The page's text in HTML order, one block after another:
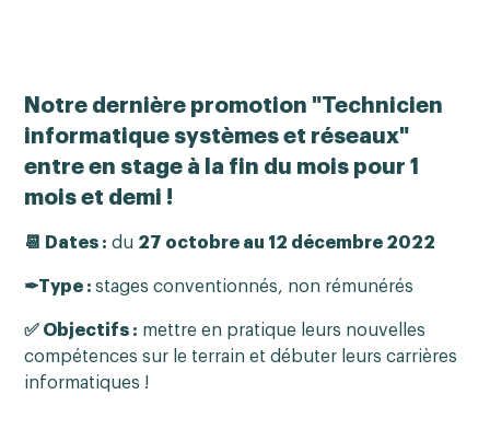
Notre dernière promotion "Technicien
informatique systèmes et réseaux"
entre en stage à la fin du mois pour 1
mois et demi !
📆 Dates : du 27 octobre au 12 décembre 2022
✒Type :stages conventionnés, non rémunérés
✅ Objectifs : mettre en pratique leurs nouvelles
compétences sur le terrain et débuter leurs carrières
informatiques !